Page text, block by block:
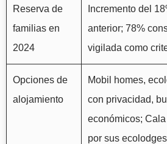
Reserva de
familias en
2024
Incremento del
anterior; 78%
vigilada como
Opciones de
alojamiento
Mobil homes,
con privacidad,
económicos;
por sus